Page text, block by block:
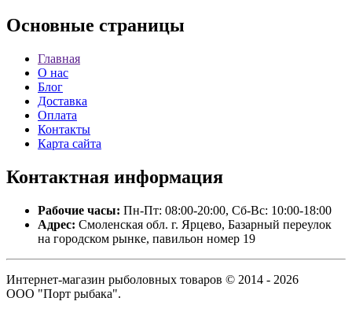
Основные страницы
Главная
О нас
Блог
Доставка
Оплата
Контакты
Карта сайта
Контактная информация
Рабочие часы: Пн-Пт: 08:00-20:00, Сб-Вс: 10:00-18:00
Адрес: Смоленская обл. г. Ярцево, Базарный переулок
на городском рынке, павильон номер 19
Интернет-магазин рыболовных товаров © 2014 - 2026
ООО "Порт рыбака".